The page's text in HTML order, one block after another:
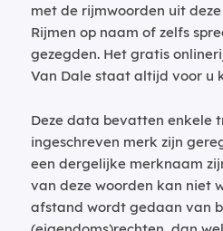
met de rijmwoorden uit
Rijmen op naam of zelfs
gezegden. Het gratis
Van Dale staat altijd voor u
Deze data bevatten enkele
ingeschreven merk zijn
een dergelijke merknaam
van deze woorden kan niet
afstand wordt gedaan van